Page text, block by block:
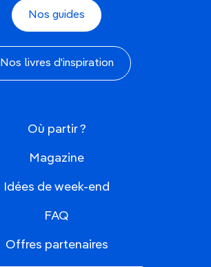
Nos guides
Nos livres d'inspiration
Où partir ?
Magazine
Idées de week-end
FAQ
Offres partenaires